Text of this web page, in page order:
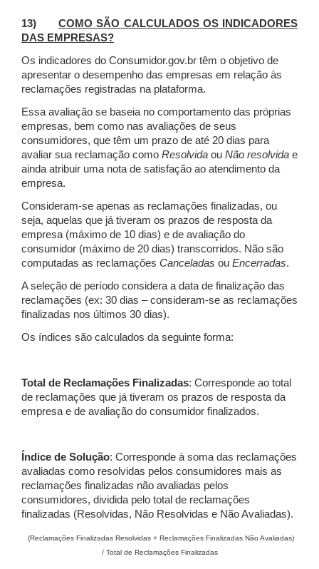
13)COMO SÃO CALCULADOS OS INDICADORES
DAS EMPRESAS?
Os indicadores do Consumidor.gov.br têm o objetivo de
apresentar o desempenho das empresas em relação às
reclamações registradas na plataforma.
Essa avaliação se baseia no comportamento das próprias
empresas, bem como nas avaliações de seus
consumidores, que têm um prazo de até 20 dias para
avaliar sua reclamação como Resolvida ou Não resolvida e
ainda atribuir uma nota de satisfação ao atendimento da
empresa.
Consideram-se apenas as reclamações finalizadas, ou
seja, aquelas que já tiveram os prazos de resposta da
empresa (máximo de 10 dias) e de avaliação do
consumidor (máximo de 20 dias) transcorridos. Não são
computadas as reclamações Canceladas ou Encerradas.
A seleção de período considera a data de finalização das
reclamações (ex: 30 dias – consideram-se as reclamações
finalizadas nos últimos 30 dias).
Os índices são calculados da seguinte forma:
Total de Reclamações Finalizadas: Corresponde ao total
de reclamações que já tiveram os prazos de resposta da
empresa e de avaliação do consumidor finalizados.
Índice de Solução: Corresponde à soma das reclamações
avaliadas como resolvidas pelos consumidores mais as
reclamações finalizadas não avaliadas pelos
consumidores, dividida pelo total de reclamações
finalizadas (Resolvidas, Não Resolvidas e Não Avaliadas).
(Reclamações Finalizadas Resolvidas + Reclamações Finalizadas Não Avaliadas)
/ Total de Reclamações Finalizadas